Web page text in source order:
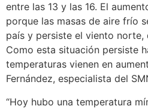
entre las 13 y las 16. El
porque las masas de aire frío
país y persiste el viento norte,
Como esta situación persiste
temperaturas vienen en
Fernández, especialista del
“Hoy hubo una temperatura